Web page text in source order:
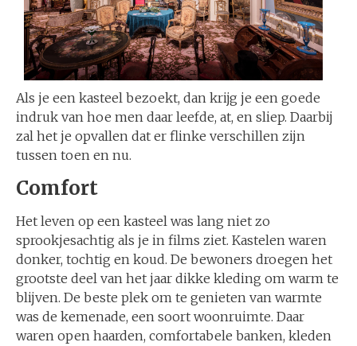
Als je een kasteel bezoekt, dan krijg je een goede
indruk van hoe men daar leefde, at, en sliep. Daarbij
zal het je opvallen dat er flinke verschillen zijn
tussen toen en nu.
Comfort
Het leven op een kasteel was lang niet zo
sprookjesachtig als je in films ziet. Kastelen waren
donker, tochtig en koud. De bewoners droegen het
grootste deel van het jaar dikke kleding om warm te
blijven. De beste plek om te genieten van warmte
was de kemenade, een soort woonruimte. Daar
waren open haarden, comfortabele banken, kleden